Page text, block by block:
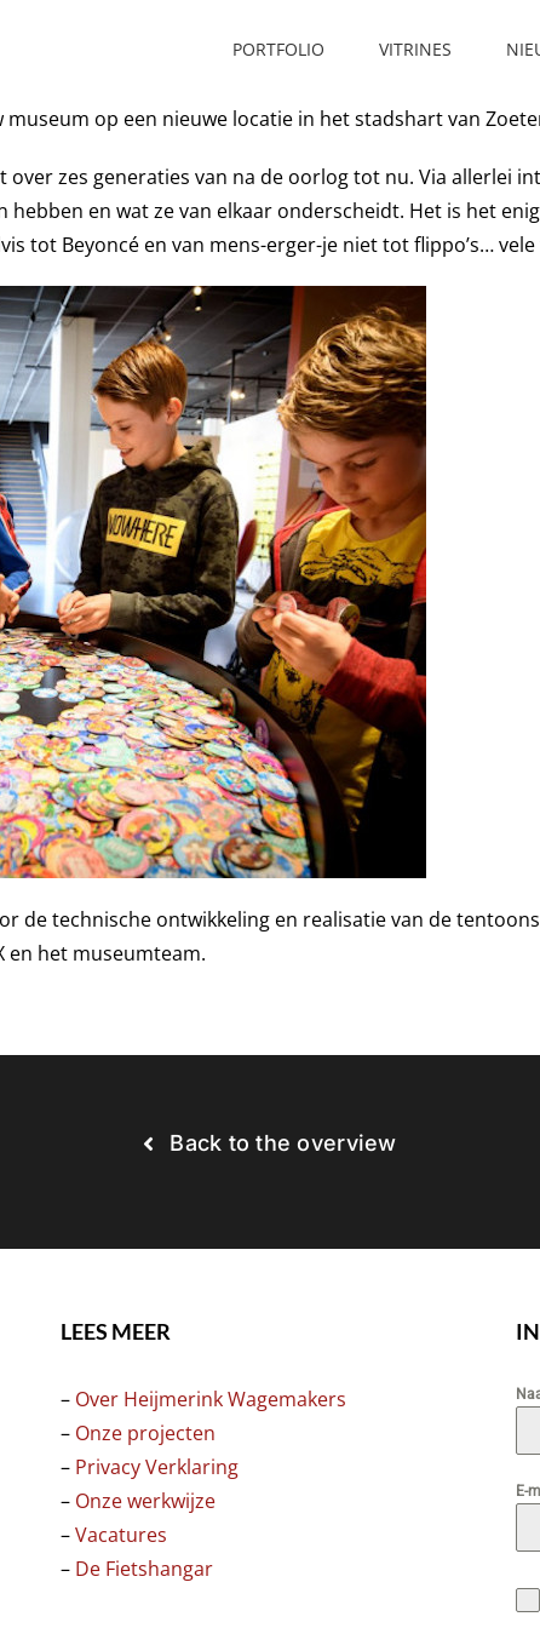
PORTFOLIO VITRINES
op een nieuwe locatie in het stadshart van
over zes generaties van na de oorlog tot nu. Via allerlei
hebben en wat ze van elkaar onderscheidt. Het is het
tot Beyoncé en van mens-erger-je niet tot flippo’s…
de technische ontwikkeling en realisatie van de
en het museumteam.
Back to the overview
LEES MEER
– Over Heijmerink Wagemakers
– Onze projecten
– Privacy Verklaring
– Onze werkwijze
–Vacatures
– De Fietshangar
E-